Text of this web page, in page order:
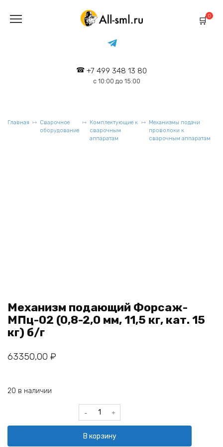
содержанию
+7 499 348 13 80
с 10:00 до 15:00
0
Главная
Сварочное
оборудование
Комплектующие к
сварочным
аппаратам
Механизмы подачи
проволоки к
сварочным аппаратам
Механизм подающий Форсаж-
МПц-02 (0,8-2,0 мм, 11,5 кг, кат. 15
кг) б/г
63350,00 ₽
20 в наличии
Количество
товара
подающий
В корзину